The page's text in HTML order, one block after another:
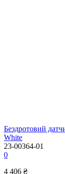
Бездротовий
White
23-00364-01
0
4 406 ₴